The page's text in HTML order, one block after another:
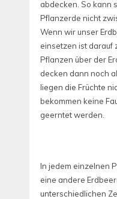
abdecken. So kann
Pflanzerde nicht
Wenn wir unser
einsetzen ist darauf
Pflanzen über der
decken dann noch
liegen die Früchte
bekommen keine
geerntet werden.
In jedem einzelnen
eine andere
unterschiedlichen